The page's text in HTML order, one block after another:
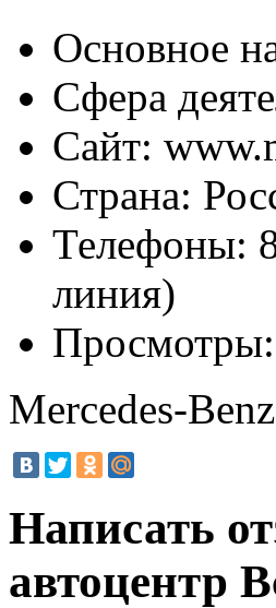
Основное
Сфера
Сайт:
Страна:
Телефоны:
линия)
Просмотры:
Mercedes-
Написать
автоцентр